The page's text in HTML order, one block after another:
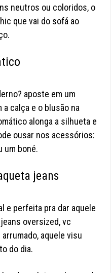
neutros ou coloridos, o
que vai do sofá ao
aposte em um
calça e o blusão na
alonga a silhueta e
ousar nos acessórios:
um boné.
jeans
e perfeita pra dar aquele
oversized, vc
aquele visu
do dia.